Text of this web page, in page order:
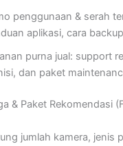
penggunaan & serah
aplikasi, cara
purna jual: support
dan paket
& Paket Rekomendasi
jumlah kamera, jenis